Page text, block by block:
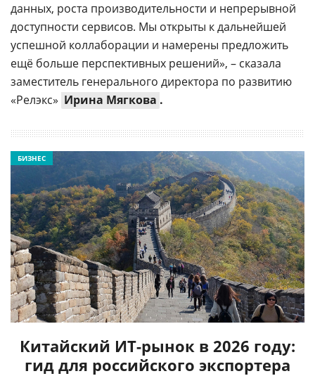
данных, роста производительности и непрерывной
доступности сервисов. Мы открыты к дальнейшей
успешной коллаборации и намерены предложить
ещё больше перспективных решений», – сказала
заместитель генерального директора по развитию
«Релэкс» Ирина Мягкова .
Китайский ИТ-рынок в 2026 году:
гид для российского экспортера
БИЗНЕС